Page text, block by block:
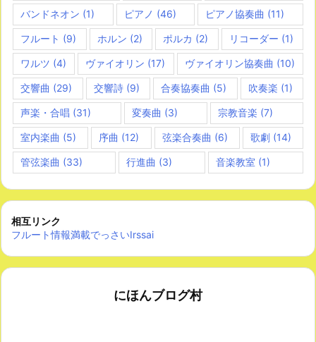
バンドネオン (1) ピアノ (46) ピアノ協奏曲 (11)
フルート (9) ホルン (2) ポルカ (2) リコーダー (1)
ワルツ (4) ヴァイオリン (17) ヴァイオリン協奏曲 (10)
交響曲 (29) 交響詩(9) 合奏協奏曲 (5) 吹奏楽 (1)
声楽・合唱 (31) 変奏曲 (3) 宗教音楽 (7)
室内楽曲 (5) 序曲 (12) 弦楽合奏曲 (6) 歌劇(14)
管弦楽曲 (33) 行進曲 (3) 音楽教室 (1)
相互リンク
フルート情報満載でっさいIrssai
にほんブログ村